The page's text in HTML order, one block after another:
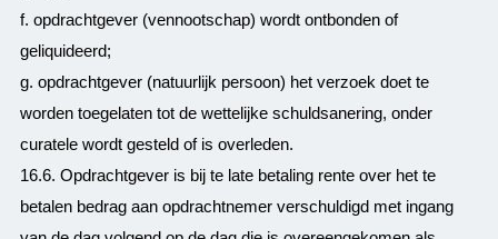
f. opdrachtgever (vennootschap) wordt ontbonden of
geliquideerd;
g. opdrachtgever (natuurlijk persoon) het verzoek doet te
worden toegelaten tot de wettelijke schuldsanering, onder
curatele wordt gesteld of is overleden.
16.6. Opdrachtgever is bij te late betaling rente over het te
betalen bedrag aan opdrachtnemer verschuldigd met ingang